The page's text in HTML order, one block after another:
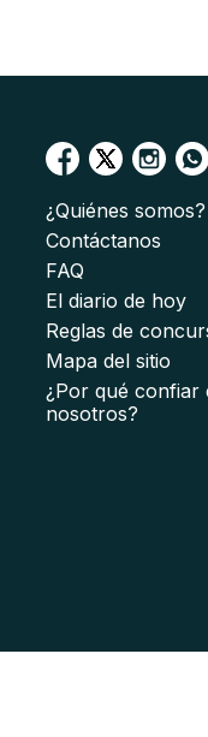
¿Quiénes somos?
Contáctanos
FAQ
El diario de hoy
Reglas de
Mapa del sitio
¿Por qué confiar
nosotros?